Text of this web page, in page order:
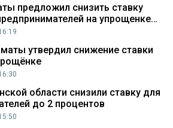
предложил снизить ставку
на упрощенке
интернет журнал Власть
утвердил снижение ставки
области снизили ставку для
до 2 процентов